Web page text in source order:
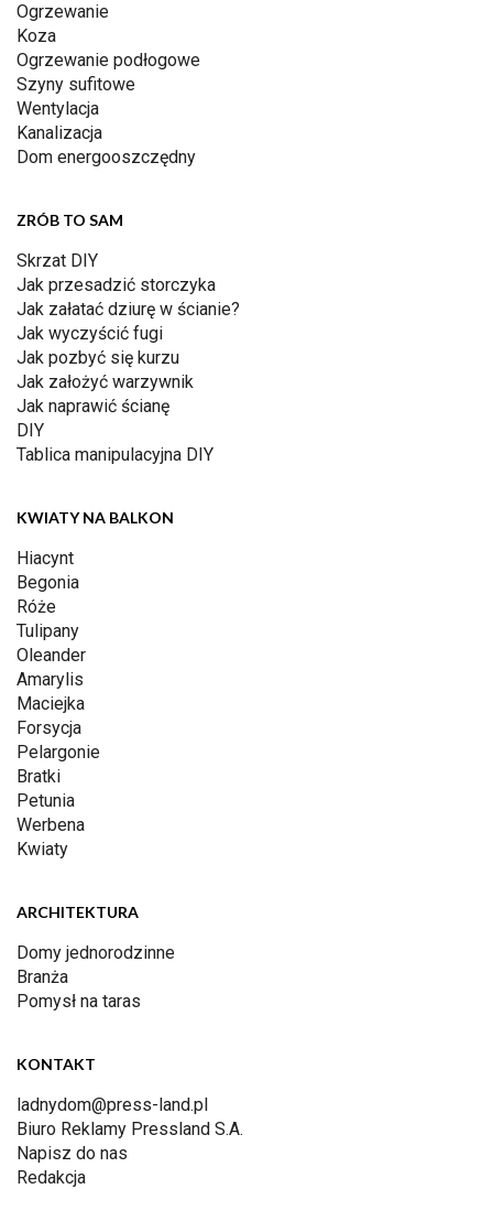
Ogrzewanie
Koza
Ogrzewanie podłogowe
Szyny sufitowe
Wentylacja
Kanalizacja
Dom energooszczędny
ZRÓB TO SAM
Skrzat DIY
Jak przesadzić storczyka
Jak załatać dziurę w ścianie?
Jak wyczyścić fugi
Jak pozbyć się kurzu
Jak założyć warzywnik
Jak naprawić ścianę
DIY
Tablica manipulacyjna DIY
KWIATY NA BALKON
Hiacynt
Begonia
Róże
Tulipany
Oleander
Amarylis
Maciejka
Forsycja
Pelargonie
Bratki
Petunia
Werbena
Kwiaty
ARCHITEKTURA
Domy jednorodzinne
Branża
Pomysł na taras
KONTAKT
ladnydom@press-land.pl
Biuro Reklamy Pressland S.A.
Napisz do nas
Redakcja